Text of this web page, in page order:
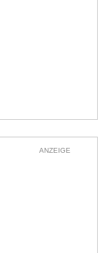
ANZEIGE